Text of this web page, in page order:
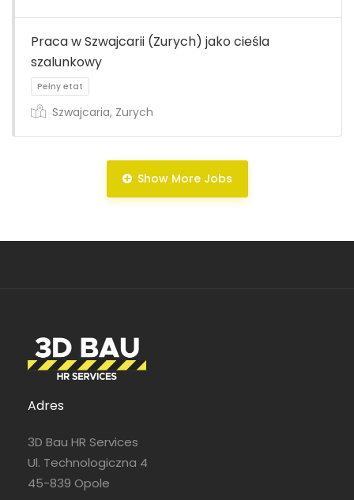
Pełny etat
Pełny etat
Praca w Szwajcarii (Zurych) jako cieśla
szalunkowy
Szwajcaria, Zurych
Show More Jobs
Adres
3D Bau HR Services
Ul. Technologiczna 4
45-839 Opole